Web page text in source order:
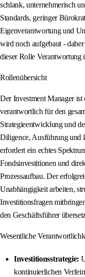
schlank, unternehmerisch
Standards, geringer
Eigenverantwortung und
wird noch aufgebaut -
dieser Rolle Verantwortung
Rollenübersicht
Der Investment Manager
verantwortlich für den
Strategieentwicklung und
Diligence, Ausführung und
erfordert ein echtes
Fondsinvestitionen und
Prozessaufbau. Der
Unabhängigkeit arbeiten,
Investitionsfragen
den Geschäftsführer
Wesentliche
Investitionsstrategie:
kontinuierlichen